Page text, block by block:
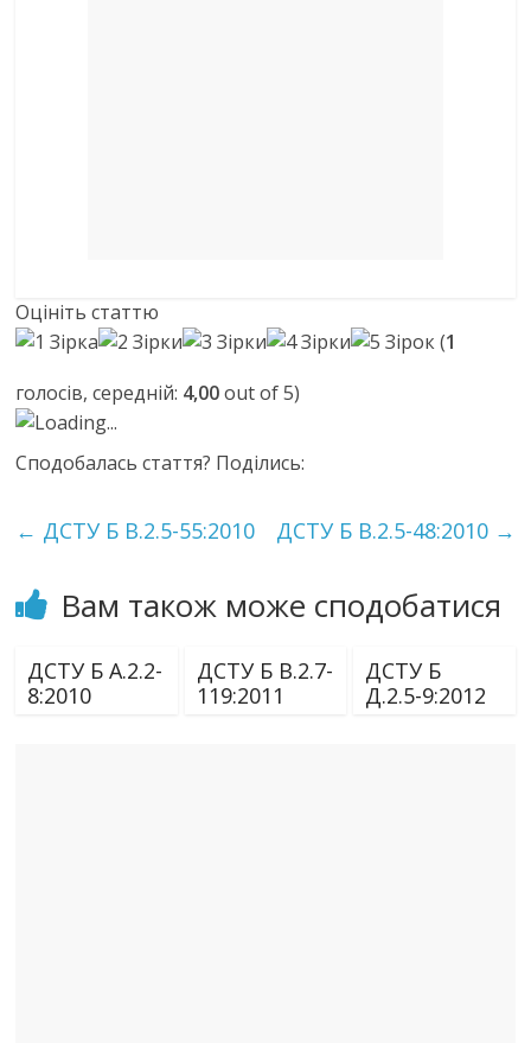
Оцініть статтю
(1
голосів, середній: 4,00out of 5)
Loading...
Сподобалась стаття? Поділись:
← ДСТУ Б В.2.5-55:2010 ДСТУ Б В.2.5-48:2010 →
Вам також може сподобатися
ДСТУ Б А.2.2-
8:2010
ДСТУ Б В.2.7-
119:2011
ДСТУ Б
Д.2.5-9:2012